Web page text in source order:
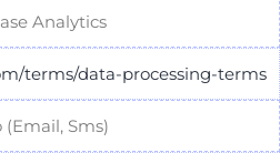
Analytics
terms/data-processing-terms
(Email, Sms)